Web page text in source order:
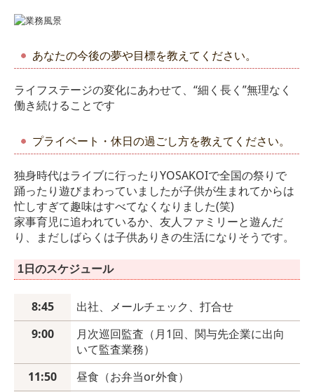
あなたの今後の夢や目標を教えてください。
ライフステージの変化にあわせて、“細く長く”無理なく
働き続けることです
プライベート・休日の過ごし方を教えてください。
独身時代はライブに行ったりYOSAKOIで全国の祭りで
踊ったり遊びまわっていましたが子供が生まれてからは
忙しすぎて趣味はすべてなくなりました(笑)
家事育児に追われているか、友人ファミリーと遊んだ
り、
まだしばらくは子供ありきの生活になりそうです。
1日のスケジュール
8:45
出社、メールチェック、打合せ
9:00
月次巡回監査（月1回、関与先企業に出向
いて監査業務）
11:50
昼食（お弁当or外食）